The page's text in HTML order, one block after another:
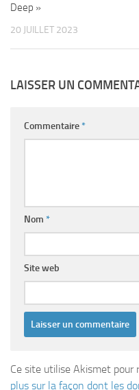
Deep »
20 JUILLET 2023
LAISSER UN
Commentaire*
Nom *
Site web
Ce site utilise Akismet pour
plus sur la façon dont les